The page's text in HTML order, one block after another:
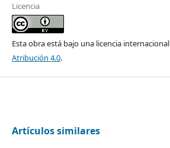
Licencia
Esta obra está bajo una licencia internacional
Atribución 4.0.
Artículos similares